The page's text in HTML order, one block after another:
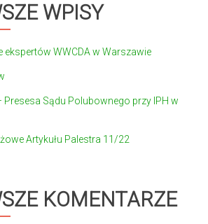
WPISY
ekspertów WWCDA w Warszawie
Presesa Sądu Polubownego przy IPH w
Artykułu Palestra 11/22
KOMENTARZE